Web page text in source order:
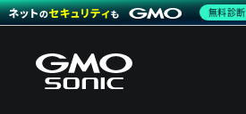
無料診断